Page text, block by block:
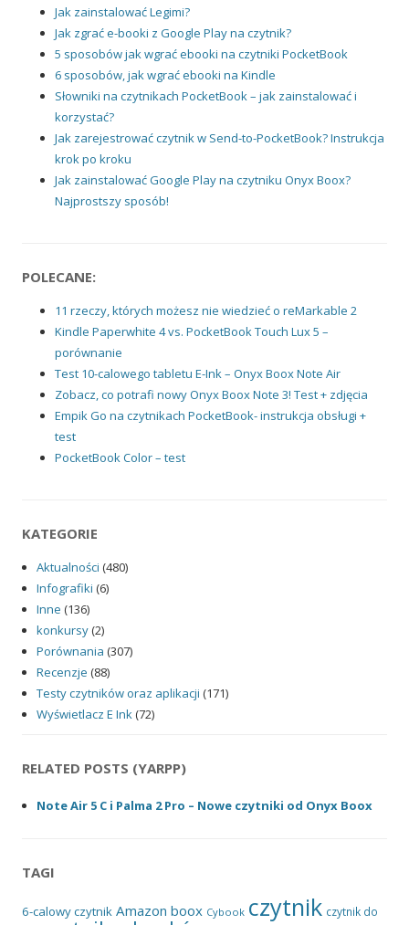
Jak zainstalować Legimi?
Jak zgrać e-booki z Google Play na czytnik?
5 sposobów jak wgrać ebooki na czytniki PocketBook
6 sposobów, jak wgrać ebooki na Kindle
Słowniki na czytnikach PocketBook – jak zainstalować i
korzystać?
Jak zarejestrować czytnik w Send-to-PocketBook? Instrukcja
krok po kroku
Jak zainstalować Google Play na czytniku Onyx Boox?
Najprostszy sposób!
POLECANE:
11 rzeczy, których możesz nie wiedzieć o reMarkable 2
Kindle Paperwhite 4 vs. PocketBook Touch Lux 5 –
porównanie
Test 10-calowego tabletu E-Ink – Onyx Boox Note Air
Zobacz, co potrafi nowy Onyx Boox Note 3! Test + zdjęcia
Empik Go na czytnikach PocketBook- instrukcja obsługi +
test
PocketBook Color – test
KATEGORIE
Aktualności (480)
Infografiki (6)
Inne (136)
konkursy(2)
Porównania (307)
Recenzje (88)
Testy czytników oraz aplikacji (171)
Wyświetlacz E Ink (72)
RELATED POSTS (YARPP)
Note Air 5 C i Palma 2 Pro – Nowe czytniki od Onyx Boox
TAGI
6-calowy czytnik Amazon boox Cybook czytnik czytnik do